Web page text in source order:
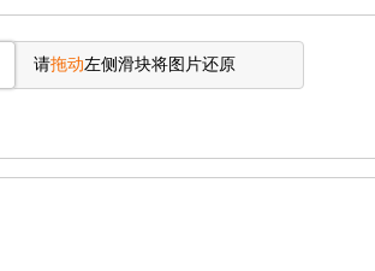
请拖动左侧滑块将图片还原